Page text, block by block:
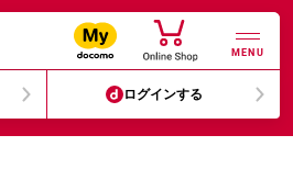
MENU
ログインする